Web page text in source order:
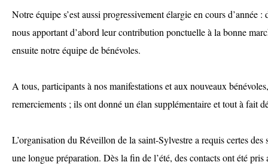
Notre équipe s’est aussi progressivement élargie en cours d’année
nous apportant d’abord leur contribution ponctuelle à la bonne
ensuite notre équipe de bénévoles.
A tous, participants à nos manifestations et aux nouveaux
remerciements ; ils ont donné un élan supplémentaire et tout à fait
L’organisation du Réveillon de la saint-Sylvestre a requis certes des
une longue préparation. Dès la fin de l’été, des contacts ont été